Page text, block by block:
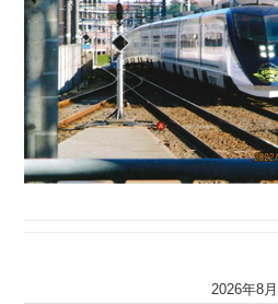
2026年8月